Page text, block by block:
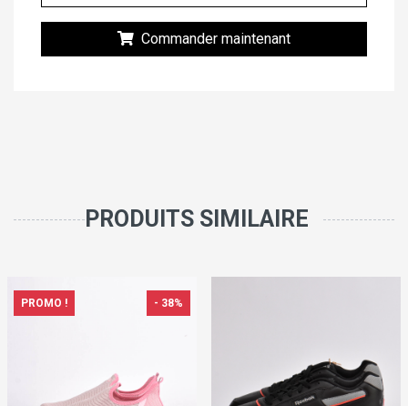
Commander maintenant
PRODUITS SIMILAIRE
PROMO ! - 38%